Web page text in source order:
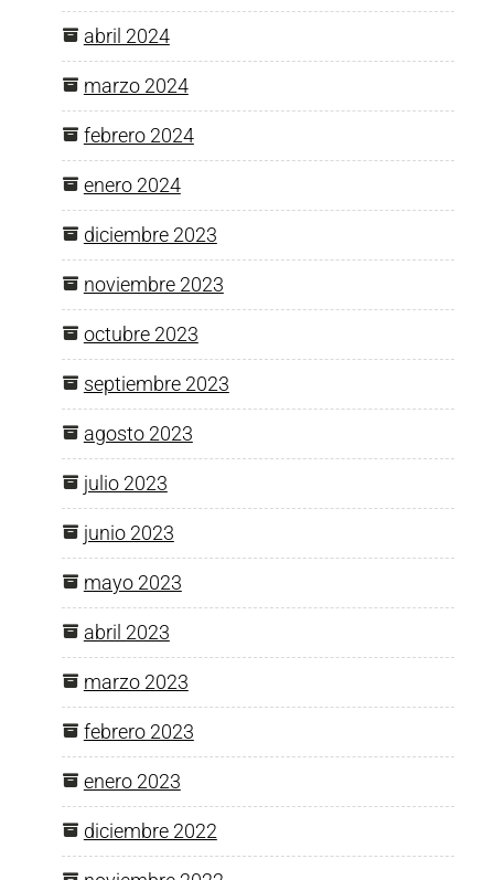
abril 2024
marzo 2024
febrero 2024
enero 2024
diciembre 2023
noviembre 2023
octubre 2023
septiembre 2023
agosto 2023
julio 2023
junio 2023
mayo 2023
abril 2023
marzo 2023
febrero 2023
enero 2023
diciembre 2022